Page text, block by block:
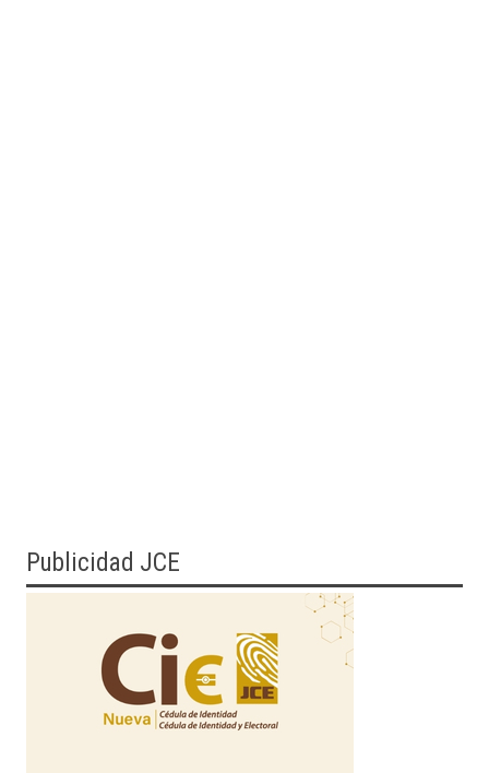
Publicidad JCE